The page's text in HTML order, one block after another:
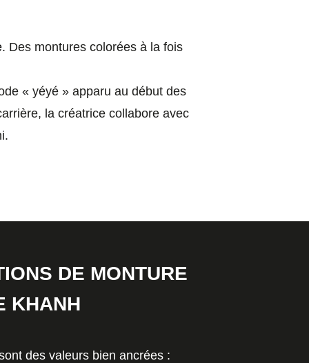
. Des montures colorées à la fois
« yéyé » apparu au début des
la créatrice collabore avec
DE MONTURE
KHANH
des valeurs bien ancrées :